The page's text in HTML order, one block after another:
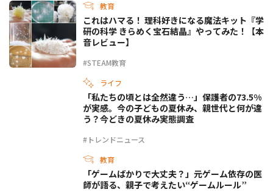
教育
#STEAM教育
これはハマる！ 理科好きになる魔法キット『学
研の科学 きらめく宝石結晶』やってみた！【本
音レビュー】
ライフ
#トレンドニュース
「私たちの頃とは全然違う…」保護者の73.5%
が実感。今の子どもの夏休み、親世代と何が違
う？今どきの夏休み実態調査
教育
「ゲームばかりで大丈夫？」元ゲーム依存の医
師が語る、親子で考えたい“ゲームルール”